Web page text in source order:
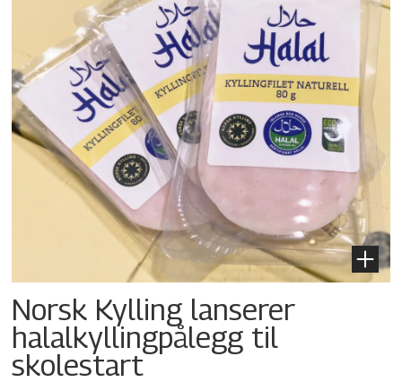
Norsk Kylling lanserer
halalkylling­pålegg til
skolestart